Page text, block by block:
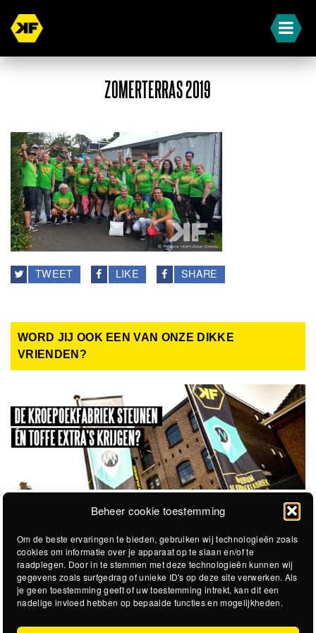
Beheer cookie toestemming
Om de beste ervaringen te bieden, gebruiken wij technologieën zoals
cookies om informatie over je apparaat op te slaan en/of te
raadplegen. Door in te stemmen met deze technologieën kunnen wij
gegevens zoals surfgedrag of unieke ID's op deze site verwerken. Als
je geen toestemming geeft of uw toestemming intrekt, kan dit een
nadelige invloed hebben op bepaalde functies en mogelijkheden.
ZOMERTERRAS 2019
TWEET LIKE SHARE
WORD JIJ OOK EEN VAN ONZE DIKKE
VRIENDEN?